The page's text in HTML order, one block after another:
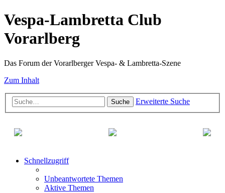
Vespa-Lambretta Club
Vorarlberg
Das Forum der Vorarlberger Vespa- & Lambretta-Szene
Zum Inhalt
Suche Erweiterte Suche
Schnellzugriff
Unbeantwortete Themen
Aktive Themen